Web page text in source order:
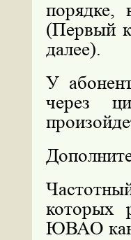
порядке,
(Первый
далее).
У
через
которых
ЮВАО